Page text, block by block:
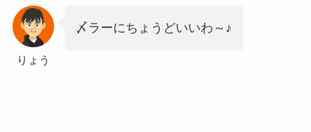
りょう
〆ラーにちょうどいいわ～♪